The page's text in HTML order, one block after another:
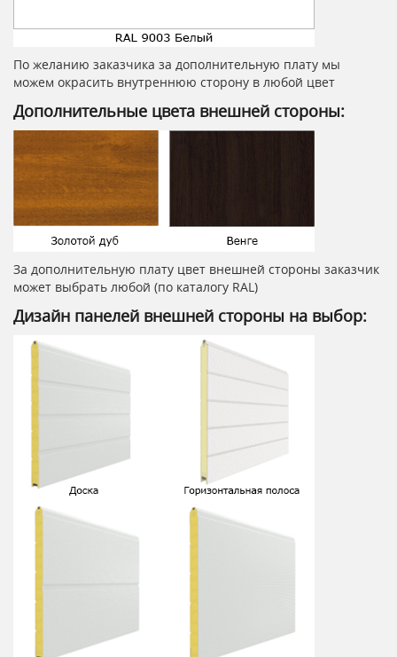
По желанию заказчика за дополнительную плату мы
можем окрасить внутреннюю сторону в любой цвет
Дополнительные цвета внешней стороны:
За дополнительную плату цвет внешней стороны заказчик
может выбрать любой (по каталогу RAL)
Дизайн панелей внешней стороны на выбор: